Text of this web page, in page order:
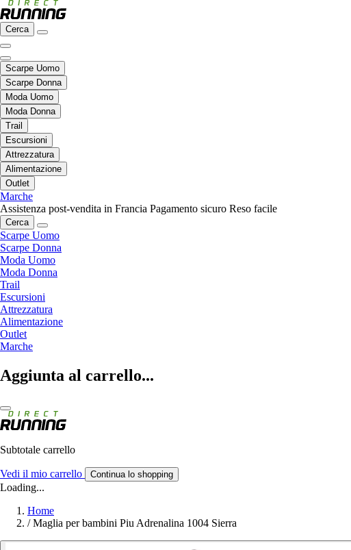
Cerca
Scarpe Uomo
Scarpe Donna
Moda Uomo
Moda Donna
Trail
Escursioni
Attrezzatura
Alimentazione
Outlet
Marche
Assistenza post-vendita in Francia Pagamento sicuro Reso facile
Cerca
Scarpe Uomo
Scarpe Donna
Moda Uomo
Moda Donna
Trail
Escursioni
Attrezzatura
Alimentazione
Outlet
Marche
Aggiunta al carrello...
Subtotale carrello
Vedi il mio carrello Continua lo shopping
Loading...
Home
/ Maglia per bambini Piu Adrenalina 1004 Sierra